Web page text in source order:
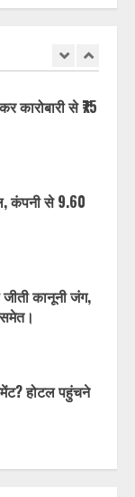
करोड़ों की
कारोबारी से ₹75
कंपनी से 9.60
कानूनी जंग,
समेत।
होटल पहुंचने